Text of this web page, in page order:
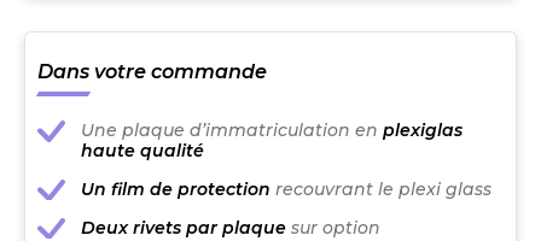
Dans votre commande
Une plaque d’immatriculation en plexiglas
haute qualité
Un film de protection recouvrant le plexi glass
Deux rivets par plaque sur option